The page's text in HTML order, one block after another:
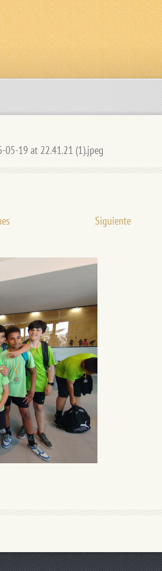
05-19 at 22.41.21 (1).jpeg
Siguiente